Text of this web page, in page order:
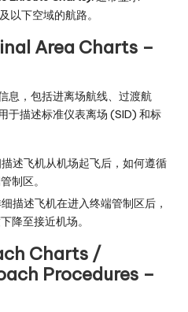
以下空域的航路。
Area Charts –
息，包括进离场航线、过渡航
于描述标准仪表离场 (SID) 和标
述飞机从机场起飞后，如何遵循
制区。
描述飞机在进入终端管制区后，
降至接近机场。
Charts /
Procedures –